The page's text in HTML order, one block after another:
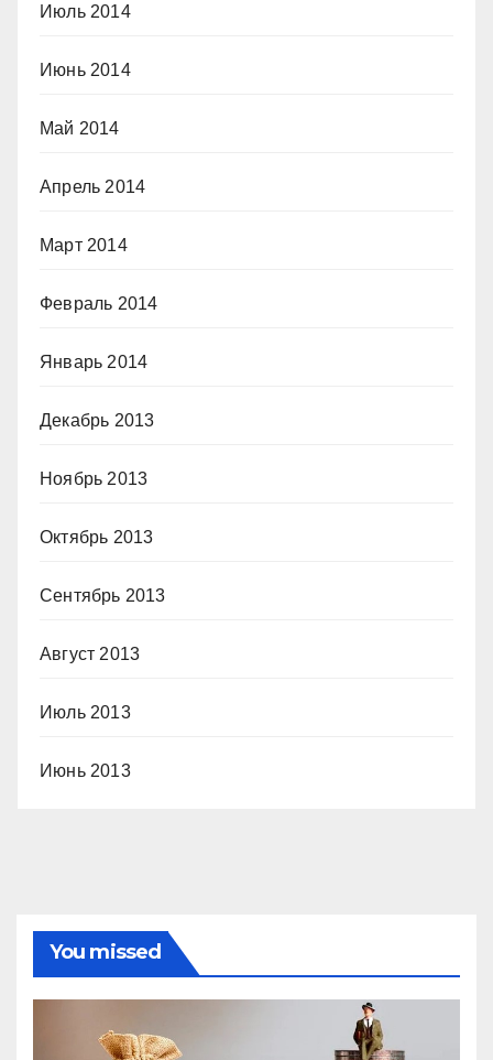
Июль 2014
Июнь 2014
Май 2014
Апрель 2014
Март 2014
Февраль 2014
Январь 2014
Декабрь 2013
Ноябрь 2013
Октябрь 2013
Сентябрь 2013
Август 2013
Июль 2013
Июнь 2013
You missed